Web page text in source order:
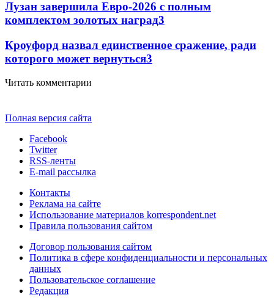
Лузан завершила Евро-2026 с полным
комплектом золотых наград3
Кроуфорд назвал единственное сражение, ради
которого может вернуться3
Читать комментарии
Полная версия сайта
Facebook
Twitter
RSS-ленты
E-mail рассылка
Контакты
Реклама на сайте
Использование материалов korrespondent.net
Правила пользования сайтом
Договор пользования сайтом
Политика в сфере конфиденциальности и персональных
данных
Пользовательское соглашение
Редакция